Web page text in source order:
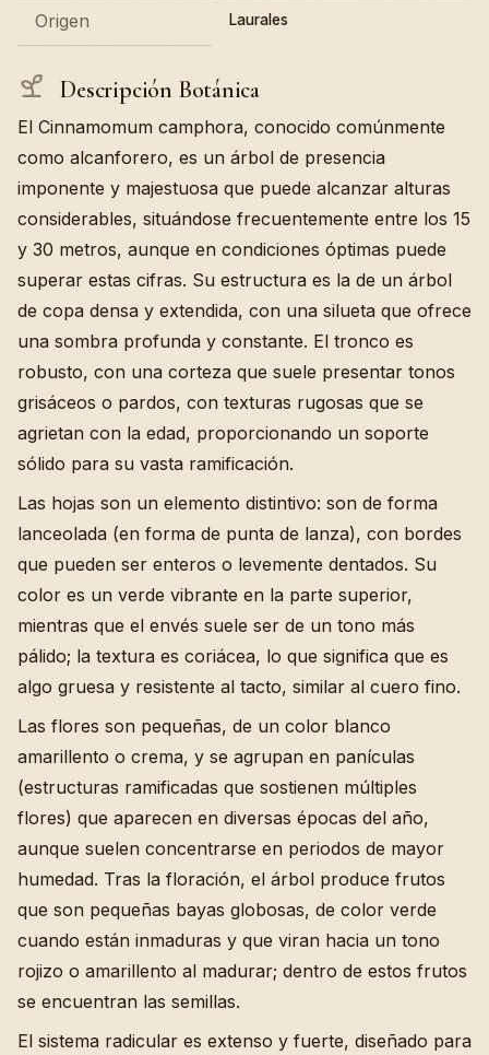
Origen Laurales
Descripción Botánica
El Cinnamomum camphora, conocido comúnmente
como alcanforero, es un árbol de presencia
imponente y majestuosa que puede alcanzar alturas
considerables, situándose frecuentemente entre los 15
y 30 metros, aunque en condiciones óptimas puede
superar estas cifras. Su estructura es la de un árbol
de copa densa y extendida, con una silueta que ofrece
una sombra profunda y constante. El tronco es
robusto, con una corteza que suele presentar tonos
grisáceos o pardos, con texturas rugosas que se
agrietan con la edad, proporcionando un soporte
sólido para su vasta ramificación.
Las hojas son un elemento distintivo: son de forma
lanceolada (en forma de punta de lanza), con bordes
que pueden ser enteros o levemente dentados. Su
color es un verde vibrante en la parte superior,
mientras que el envés suele ser de un tono más
pálido; la textura es coriácea, lo que significa que es
algo gruesa y resistente al tacto, similar al cuero fino.
Las flores son pequeñas, de un color blanco
amarillento o crema, y se agrupan en panículas
(estructuras ramificadas que sostienen múltiples
flores) que aparecen en diversas épocas del año,
aunque suelen concentrarse en periodos de mayor
humedad. Tras la floración, el árbol produce frutos
que son pequeñas bayas globosas, de color verde
cuando están inmaduras y que viran hacia un tono
rojizo o amarillento al madurar; dentro de estos frutos
se encuentran las semillas.
El sistema radicular es extenso y fuerte, diseñado para